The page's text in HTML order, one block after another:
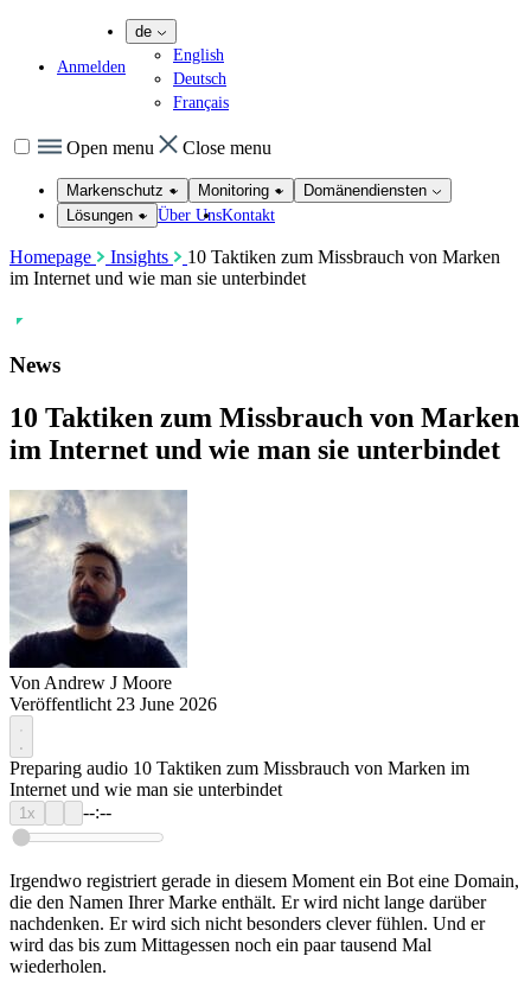
Anmelden
de
English
Deutsch
Français
Open menu Close menu
Markenschutz Monitoring
Domänendiensten
Lösungen
Über UnsKontakt
Homepage Insights
10 Taktiken zum Missbrauch von Marken
im Internet und wie man sie unterbindet
News
10 Taktiken zum Missbrauch von Marken
im Internet und wie man sie unterbindet
Von Andrew J Moore
Veröffentlicht 23 June 2026
Preparing audio 10 Taktiken zum Missbrauch von Marken im
Internet und wie man sie unterbindet
1x --:--
Irgendwo registriert gerade in diesem Moment ein Bot eine Domain,
die den Namen Ihrer Marke enthält. Er wird nicht lange darüber
nachdenken. Er wird sich nicht besonders clever fühlen. Und er
wird das bis zum Mittagessen noch ein paar tausend Mal
wiederholen.